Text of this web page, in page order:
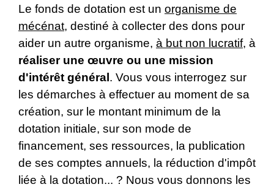
Le fonds de dotation est un organisme de
mécénat, destiné à collecter des dons pour
aider un autre organisme, à but non lucratif, à
réaliser une œuvre ou une mission
d'intérêt général. Vous vous interrogez sur
les démarches à effectuer au moment de sa
création, sur le montant minimum de la
dotation initiale, sur son mode de
financement, ses ressources, la publication
de ses comptes annuels, la réduction d'impôt
liée à la dotation... ? Nous vous donnons les